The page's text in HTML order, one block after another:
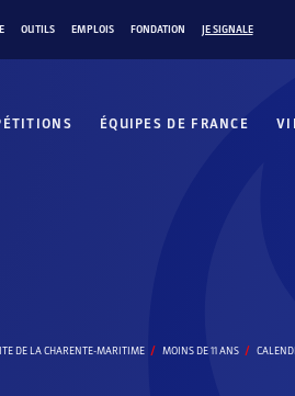
OUTILS EMPLOIS FONDATION JE SIGNALE
ÉQUIPES DE FRANCE
DE LA CHARENTE-MARITIME MOINS DE 11 ANS